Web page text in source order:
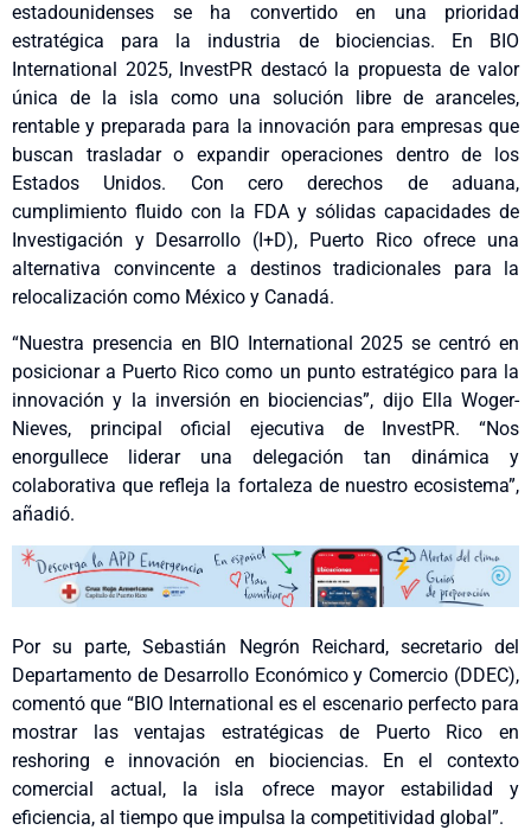
estadounidenses se ha convertido en una prioridad
estratégica para la industria de biociencias. En BIO
International 2025, InvestPR destacó la propuesta de valor
única de la isla como una solución libre de aranceles,
rentable y preparada para la innovación para empresas que
buscan trasladar o expandir operaciones dentro de los
Estados Unidos. Con cero derechos de aduana,
cumplimiento fluido con la FDA y sólidas capacidades de
Investigación y Desarrollo (I+D), Puerto Rico ofrece una
alternativa convincente a destinos tradicionales para la
relocalización como México y Canadá.
“Nuestra presencia en BIO International 2025 se centró en
posicionar a Puerto Rico como un punto estratégico para la
innovación y la inversión en biociencias”, dijo Ella Woger-
Nieves, principal oficial ejecutiva de InvestPR. “Nos
enorgullece liderar una delegación tan dinámica y
colaborativa que refleja la fortaleza de nuestro ecosistema”,
añadió.
Por su parte, Sebastián Negrón Reichard, secretario del
Departamento de Desarrollo Económico y Comercio (DDEC),
comentó que “BIO International es el escenario perfecto para
mostrar las ventajas estratégicas de Puerto Rico en
reshoring e innovación en biociencias. En el contexto
comercial actual, la isla ofrece mayor estabilidad y
eficiencia, al tiempo que impulsa la competitividad global”.